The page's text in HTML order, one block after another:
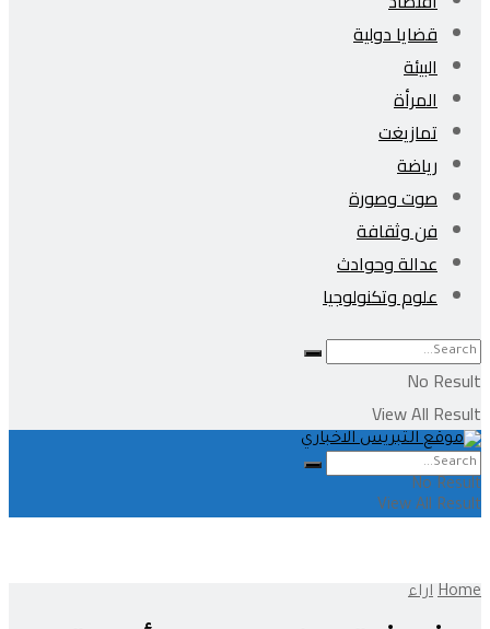
قضايا دولية
البيئة
المرأة
تمازيغت
رياضة
صوت وصورة
فن وثقافة
عدالة وحوادث
علوم وتكنولوجيا
No Result
View All Result
No Result
View All Result
Home اراء